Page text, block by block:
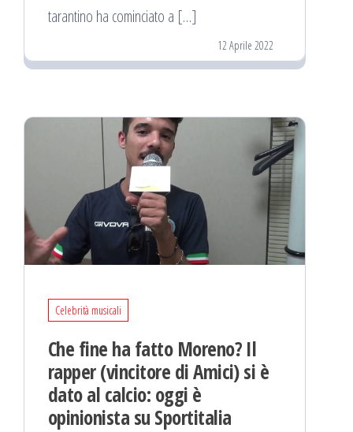
tarantino ha cominciato a […]
12 Aprile 2022
Celebrità musicali
Che fine ha fatto Moreno? Il
rapper (vincitore di Amici) si è
dato al calcio: oggi è
opinionista su Sportitalia